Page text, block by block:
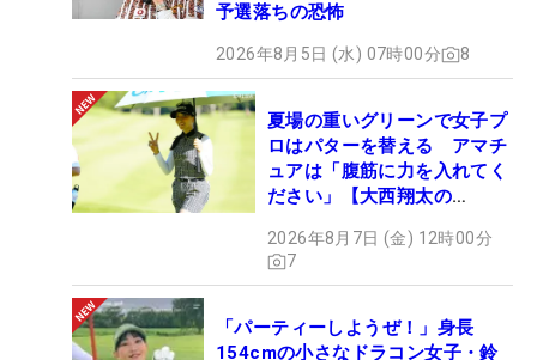
予選落ちの恐怖
2026年8月5日 (水) 07時00分 8
夏場の重いグリーンで女子プ
ロはパターを替える アマチ
ュアは「腹筋に力を入れてく
ださい」【大西翔太の
2026年8月7日 (金) 12時00分
7
「パーティーしようぜ！」身長
154cmの小さなドラコン女子・鈴